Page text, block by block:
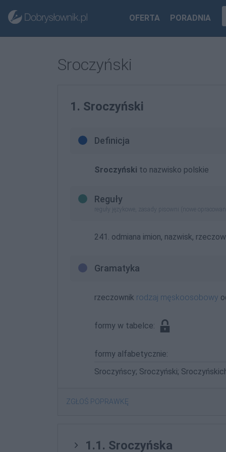
OFERTA PORADNIA
Sroczyński
1. Sroczyński
Definicja
Sroczyński to nazwisko polskie
Reguły
reguły językowe, zasady pisowni (nowe
241. odmiana imion, nazwisk,
Gramatyka
rzeczownik rodzaj męskoosobowy
formy w tabelce:
formy alfabetycznie:
Sroczyńscy; Sroczyński;
ZGŁOŚ POPRAWKĘ
1.1. Sroczyńska